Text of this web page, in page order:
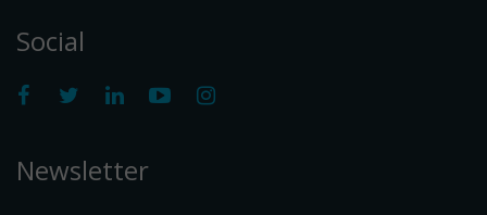
Social
Newsletter